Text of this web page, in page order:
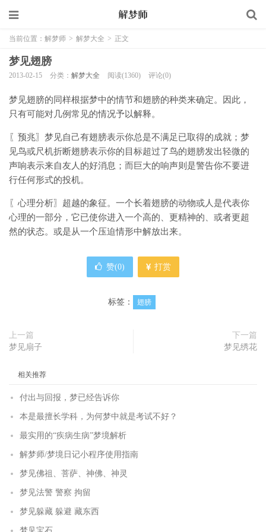
当前位置： 解梦师 > 解梦大全 > 正文
梦见翅膀
2013-02-15 分类： 解梦大全 阅读(1360) 评论(0)
梦见翅膀的同样根据梦中的情节和翅膀的种类来确定。因此，
只有可能对几例常见的情况予以解释。
〖预兆〗梦见自己有翅膀表示你总是不满足已取得的成就；梦
见鸟或尺机折断翅膀表示你的目标超过了鸟的翅膀发出轻微的
声响表示来自友人的好消息；而巨大的响声则是警告你不要进
行任何形式的投机。
〖心理分析〗超越的象征。一个长着翅膀的动物或人是代表你
心理的一部分，它已使你进入一个高的、更精神的、或者更超
然的状态。或是从一个压迫情形中解放出来。
赞(0) 打赏
标签： 翅膀
上一篇
梦见扇子
下一篇
梦见绣花
相关推荐
付出与回报，梦已经告诉你
本是最擅长学科，为何梦中就是考试不好？
最实用的“疾病生病”梦境解析
解梦师/梦境日记小程序使用指南
梦见佛祖、菩萨、神佛、神灵
梦见法警 警察 拘留
梦见躲藏 躲避 藏东西